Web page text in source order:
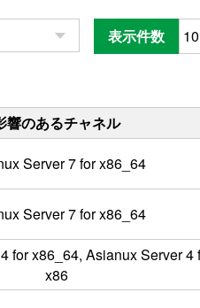
表示件数
響のあるチャネル
Server 7 for x86_64
Server 7 for x86_64
for x86_64, Asianux Server 4
x86